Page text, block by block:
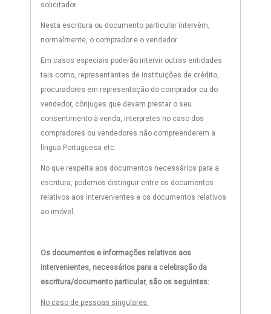
solicitador.
Nesta escritura ou documento particular intervêm,
normalmente, o comprador e o vendedor.
Em casos especiais poderão intervir outras entidades
tais como, representantes de instituições de crédito,
procuradores em representação do comprador ou do
vendedor, cônjuges que devam prestar o seu
consentimento à venda, interpretes no caso dos
compradores ou vendedores não compreenderem a
língua Portuguesa etc.
No que respeita aos documentos necessários para a
escritura, podemos distinguir entre os documentos
relativos aos intervenientes e os documentos relativos
ao imóvel.
Os documentos e informações relativos aos
intervenientes, necessários para a celebração da
escritura/documento particular, são os seguintes:
No caso de pessoas singulares: